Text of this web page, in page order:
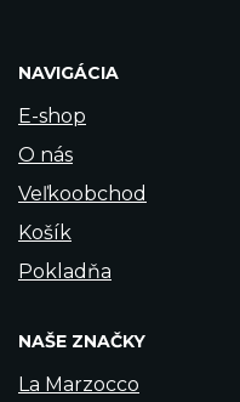
NAVIGÁCIA
E-shop
O nás
Veľkoobchod
Košík
Pokladňa
NAŠE ZNAČKY
La Marzocco